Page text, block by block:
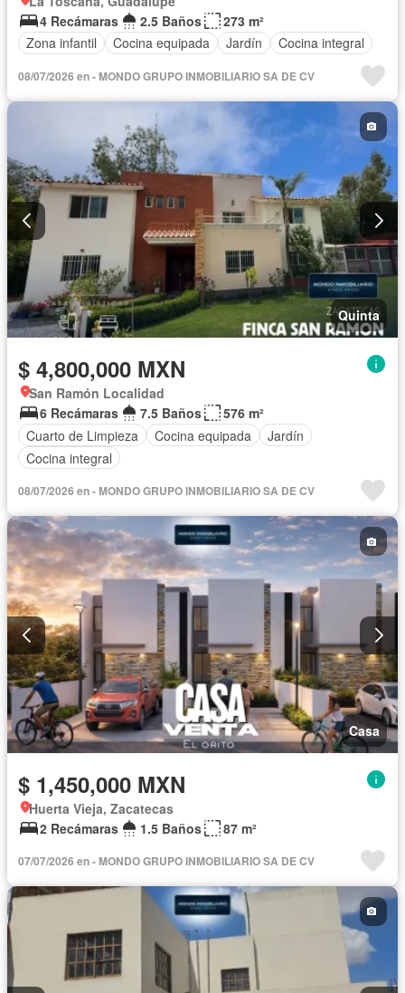
4 Recámaras
2.5 Baños
273 m²
Zona infantil
Cocina equipada Jardín Cocina integral
08/07/2026 en - MONDO GRUPO INMOBILIARIO SA DE CV
Quinta
$ 4,800,000 MXN
San Ramón Localidad
6 Recámaras
7.5 Baños
576 m²
Cuarto de Limpieza
Cocina equipada
Jardín
Cocina integral
08/07/2026 en - MONDO GRUPO INMOBILIARIO SA DE CV
Casa
$ 1,450,000 MXN
Huerta Vieja, Zacatecas
2 Recámaras
1.5 Baños 87 m²
07/07/2026 en - MONDO GRUPO INMOBILIARIO SA DE CV